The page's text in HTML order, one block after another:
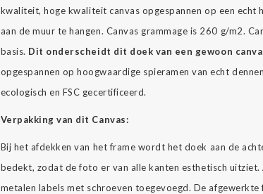
kwaliteit, hoge kwaliteit canvas opgespannen op een echt
aan de muur te hangen. Canvas grammage is 260 g/m2.
basis. Dit onderscheidt dit doek van een gewoon
opgespannen op hoogwaardige spieramen van echt
ecologisch en FSC gecertificeerd.
Verpakking van dit Canvas:
Bij het afdekken van het frame wordt het doek aan de
bedekt, zodat de foto er van alle kanten esthetisch
metalen labels met schroeven toegevoegd. De